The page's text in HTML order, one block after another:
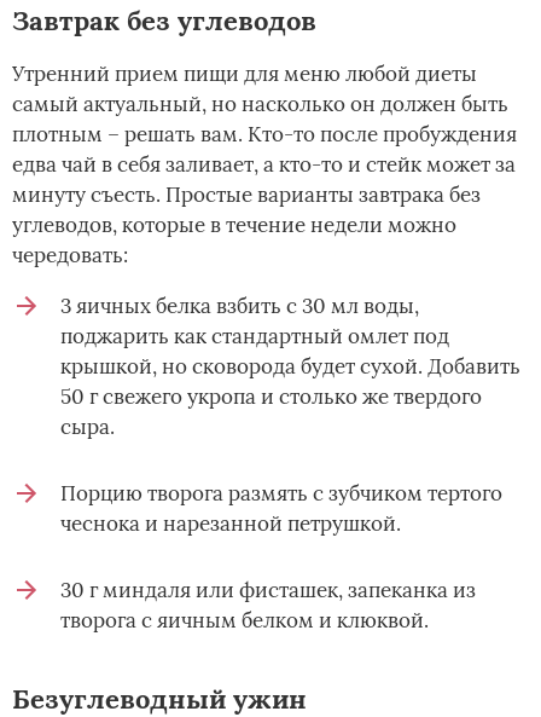
Завтрак без углеводов
Утренний прием пищи для меню любой диеты
самый актуальный, но насколько он должен быть
плотным – решать вам. Кто-то после пробуждения
едва чай в себя заливает, а кто-то и стейк может за
минуту съесть. Простые варианты завтрака без
углеводов, которые в течение недели можно
чередовать:
3 яичных белка взбить с 30 мл воды,
поджарить как стандартный омлет под
крышкой, но сковорода будет сухой. Добавить
50 г свежего укропа и столько же твердого
сыра.
Порцию творога размять с зубчиком тертого
чеснока и нарезанной петрушкой.
30 г миндаля или фисташек, запеканка из
творога с яичным белком и клюквой.
Безуглеводный ужин